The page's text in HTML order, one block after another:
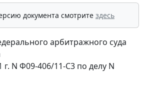
документа смотрите здесь
арбитражного суда
г. N Ф09-406/11-С3 по делу N